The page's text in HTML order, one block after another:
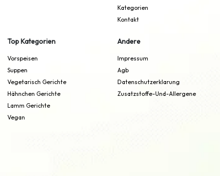
Kategorien
Kontakt
Top Kategorien
Vorspeisen
Suppen
Vegetarisch Gerichte
Hähnchen Gerichte
Lamm Gerichte
Vegan
Andere
Impressum
Agb
Datenschutzerklarung
Zusatzstoffe-Und-Allergene